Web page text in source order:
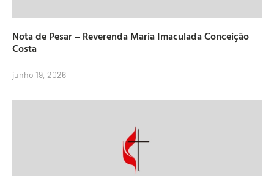
Nota de Pesar – Reverenda Maria Imaculada Conceição
Costa
junho 19, 2026